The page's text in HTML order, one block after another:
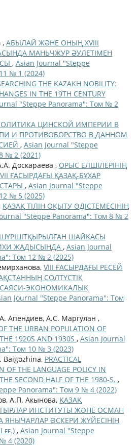
, АБЫЛАЙ ЖӘНЕ ОНЫҢ XVIII
МАНЬЧЖУР ӘУЛЕТІМЕН
, Asian Journal "Steppe
№ 1 (2024)
THE KAZAKH NOBILITY:
IN THE 19TH CENTURY
"Steppe Panorama": Том № 2
ЦИНСКОЙ ИМПЕРИИ В
И ПРОТИВОБОРСТВО В ДАННОМ
, Asian Journal "Steppe
№ 2 (2021)
Доскараева , ОРЫС ЕЛШІЛЕРІНІҢ
ҒАСЫРДАҒЫ ҚАЗАҚ-БҰХАР
, Asian Journal "Steppe
№ 5 (2025)
ҚАЗАҚ ТІЛІН ОҚЫТУ ƏДІСТЕМЕСІНІҢ
"Steppe Panorama": Том 8 № 2
ШҮРШІТҚЫРЫЛҒАН ШАЙҚАСЫ
ЖАДЫСЫНДА , Asian Journal
Том 12 № 2 (2025)
VIII ҒАСЫРДАҒЫ РЕСЕЙ
СОЛТҮСТІК
ЭКОНОМИКАЛЫҚ
Journal "Steppe Panorama": Том
Апендиев, А.С. Маргулан ,
THE URBAN POPULATION OF
1920S AND 1930S , Asian Journal
Том 10 № 3 (2023)
Baigozhina, PRACTICAL
OF THE LANGUAGE POLICY IN
SECOND HALF OF THE 1980-S. ,
Panorama": Том 9 № 4 (2022)
А.П. Акынова, ҚАЗАҚ
ИНСТИТУТЫ ЖƏНЕ ОСМАН
ƏСКЕРИ ЖҮЙЕСІНІҢ
ғғ.) , Asian Journal "Steppe
4 (2020)